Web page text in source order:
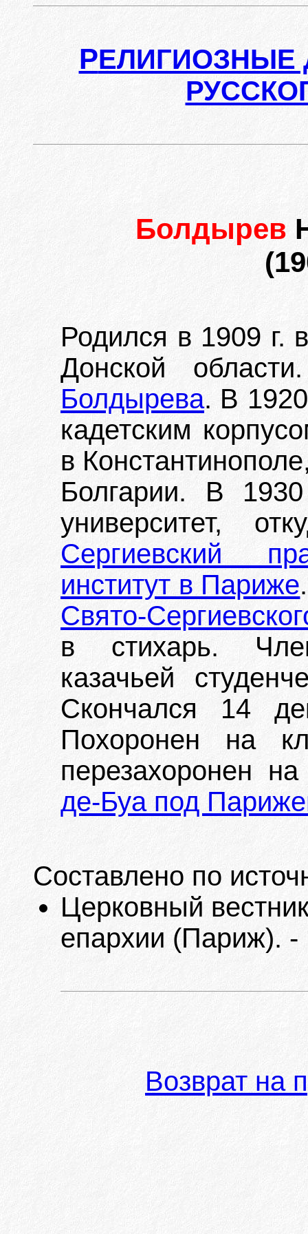
РЕЛИГИОЗНЫЕ
Болдырев
Родился в 1909 г.
Донской
Болдырева. В
кадетским
в
Болгарии. В
университет,
Сергиевский
институт в Париже
Свято-
в стихарь.
казачьей
Скончался 14
Похоронен на
перезахоронен
де-Буа под
Составлено по
Церковный
епархии (Париж).
Возврат на